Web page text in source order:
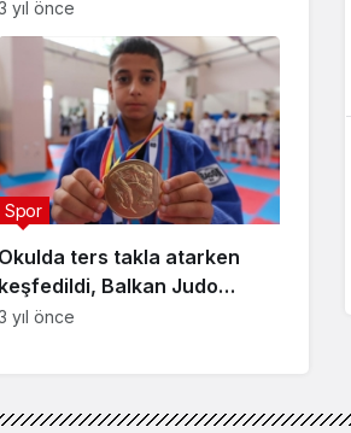
için teşekkür
yayımladı
yıl önce
Okulda ters takla atarken
keşfedildi, Balkan Judo
birinci oldu
Spor
yıl önce